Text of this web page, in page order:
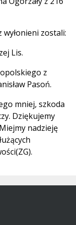
zostali:
Lis.
z
Pasoń.
mniej, szkoda
Dziękujemy
nadzieję